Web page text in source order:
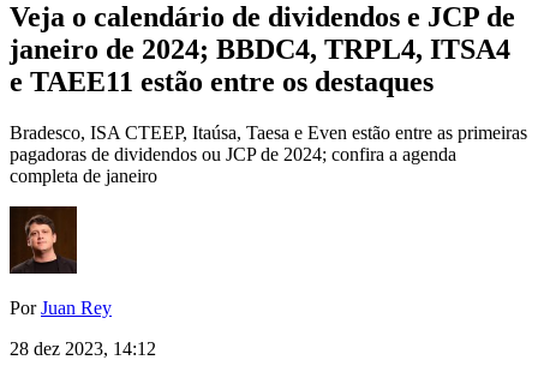
Veja o calendário de dividendos e JCP de
janeiro de 2024; BBDC4, TRPL4, ITSA4
e TAEE11 estão entre os destaques
Bradesco, ISA CTEEP, Itaúsa, Taesa e Even estão entre as primeiras
pagadoras de dividendos ou JCP de 2024; confira a agenda
completa de janeiro
PorJuan Rey
28 dez 2023, 14:12